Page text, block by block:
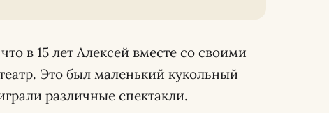
в 15 лет Алексей вместе со своими
Это был маленький кукольный
различные спектакли.